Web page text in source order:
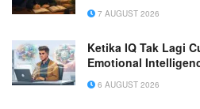
7 AUGUST 2026
Ketika IQ Tak Lagi
Emotional
6 AUGUST 2026